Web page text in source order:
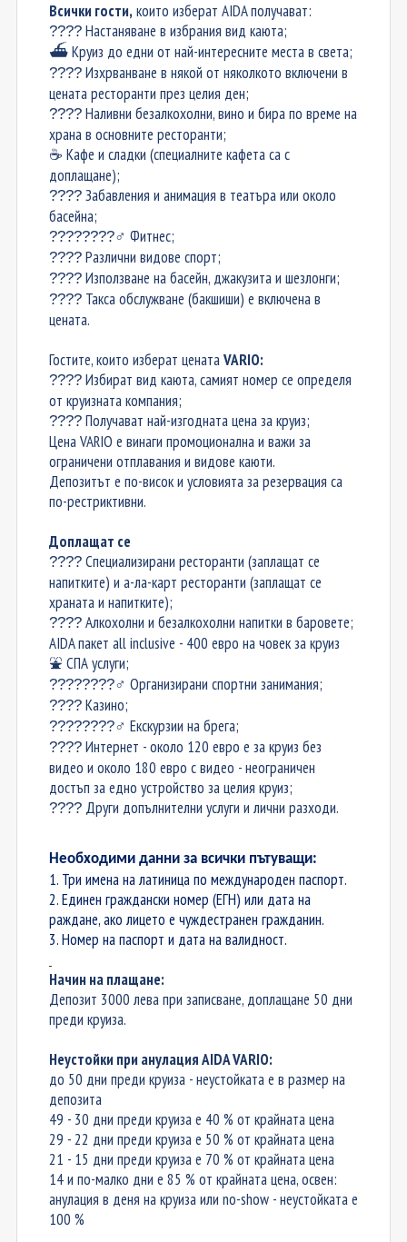
Всички гости, които изберат AIDA получават:
????Настаняване в избрания вид каюта;
⛴Круиз до едни от най-интересните места в света;
????Изхрванване в някой от няколкото включени в
цената ресторанти през целия ден;
????Наливни безалкохолни, вино и бира по време на
храна в основните ресторанти;
☕ ️ Кафе и сладки (специалните кафета са с
доплащане);
????Забавления и анимация в театъра или около
басейна;
????????‍♂ ️ Фитнес;
????Различни видове спорт;
????Използване на басейн, джакузита и шезлонги;
????Такса обслужване (бакшиши) е включена в
цената.
Гостите, които изберат ценатаVARIO:
????Избират вид каюта, самият номер се определя
от круизната компания;
????Получават най-изгодната цена за круиз;
Цена VARIO е винаги промоционална и важи за
ограничени отплавания и видове каюти.
Депозитът е по-висок и условията за резервация са
по-рестриктивни.
Доплащат се
????Специализирани ресторанти (заплащат се
напитките) и а-ла-карт ресторанти (заплащат се
храната и напитките);
????Алкохолни и безалкохолни напитки в баровете;
AIDA пакет all inclusive - 400 евро на човек за круиз
⛲ ️ СПА услуги;
????????‍♂ ️ Организирани спортни занимания;
????Казино;
????????‍♂ ️ Екскурзии на брега;
????Интернет -около 120 евро е за круиз без
видео и около 180 евро с видео - неограничен
достъп за едно устройство за целия круиз;
????Други допълнителни услуги и лични разходи.
Необходими данни за всички пътуващи:
1. Три имена на латиница по международен паспорт.
2. Единен граждански номер (ЕГН) или дата на
раждане, ако лицето е чуждестранен гражданин.
3. Номер на паспорт и дата на валидност.
Начин на плащане:
Депозит 3000 левапри записване, доплащане 50 дни
преди круиза.
Неустойки при анулация AIDA VARIO:
до 50 дни преди круиза - неустойката е в размер на
депозита
49 - 30 дни преди круиза е 40 % от крайната цена
29 - 22 дни преди круиза е 50 % от крайната цена
21 - 15 дни преди круиза е 70 % от крайната цена
14 и по-малко дни е 85 % от крайната цена, освен:
анулация в деня на круиза или no-show - неустойката е
100 %